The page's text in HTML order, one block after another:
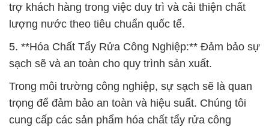
trợ khách hàng trong việc duy trì và cải thiện chất
lượng nước theo tiêu chuẩn quốc tế.
5. **Hóa Chất Tẩy Rửa Công Nghiệp:** Đảm bảo sự
sạch sẽ và an toàn cho quy trình sản xuất.
Trong môi trường công nghiệp, sự sạch sẽ là quan
trọng để đảm bảo an toàn và hiệu suất. Chúng tôi
cung cấp các sản phẩm hóa chất tẩy rửa công